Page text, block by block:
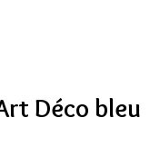
Déco bleu